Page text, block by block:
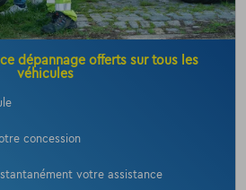
dépannage offerts sur tous les
véhicules
concession
votre assistance